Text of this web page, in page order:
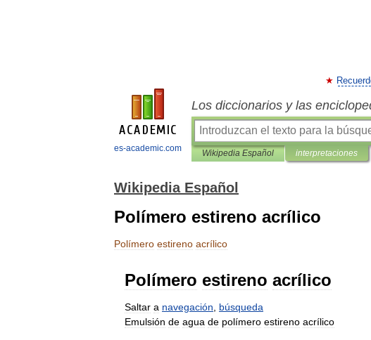
es-academic.com
Los diccionarios y las
Wikipedia Español interpretaciones
Wikipedia Español
Polímero estireno acrílico
Polímero estireno acrílico
Polímero estireno acrílico
Saltar a navegación
búsqueda
Emulsión de agua de polímero estireno acrílico